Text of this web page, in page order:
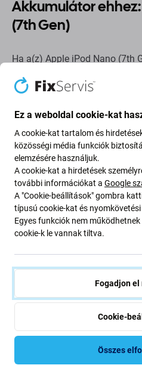
Akkumulátor
(7th Gen)
Ha a(z) Apple iPod Nano (7th
az akkumulátor fel van
a készülék gyorsan
a készülék túlmelegszik
a készülék nem tölthető
a készülék nem jelzi
állapotát
Minőség: Aftermarket PRO–
értékesített kijelző ugyanazon
és anyagok szerint készül,
utángyártott PRO minőségű
rendelkeznek. Az Aftermarket
beszerzési osztályunk
legmagasabb minőségi
Ez a weboldal cookie-kat
A cookie-kat tartalom és
közösségi média funkciók
elemzésére használjuk.
A cookie-kat a hirdetések
további információkat a Google
A "Cookie-beállítások" gombra
típusú cookie-kat és
Egyes funkciók nem
cookie-k le vannak tiltva.
Fogadjon el
Cookie-
Összes